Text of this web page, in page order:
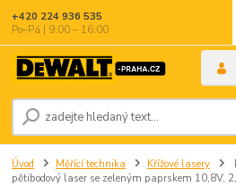
+420 224 936 535
Po–Pá | 9:00 – 16:00
Úvod Měřící technika Křížové lasery
pětibodový laser se zeleným paprskem 10,8V,